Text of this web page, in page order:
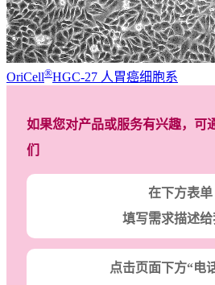
OriCell®HGC-27 人胃癌细胞系
如果您对产品或服务有兴趣，可
们
在下方表单
填写需求描述给
点击页面下方“电